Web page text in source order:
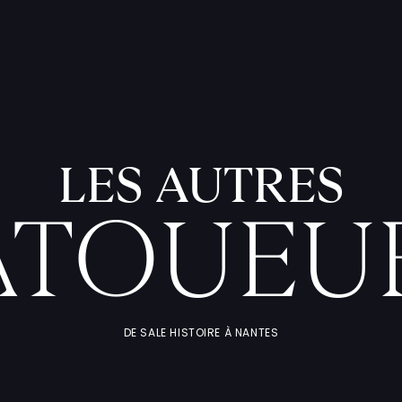
LES AUTRES
DE SALE HISTOIRE À NANTES